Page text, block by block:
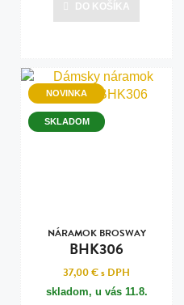
DO KOŠÍKA
NOVINKA
SKLADOM
NÁRAMOK BROSWAY
BHK306
37,00 €s DPH
skladom, u vás 11.8.